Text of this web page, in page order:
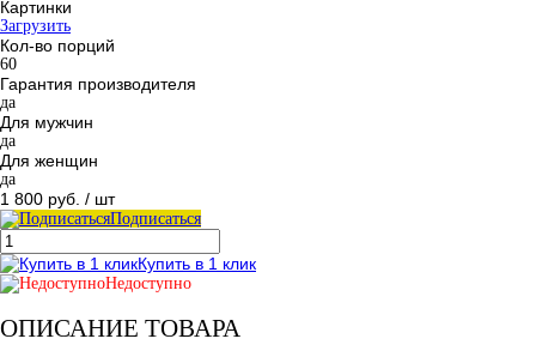
Картинки
Загрузить
Кол-во порций
60
Гарантия производителя
да
Для мужчин
да
Для женщин
да
1 800 руб. / шт
Подписаться
Купить в 1 клик
Недоступно
ОПИСАНИЕ ТОВАРА